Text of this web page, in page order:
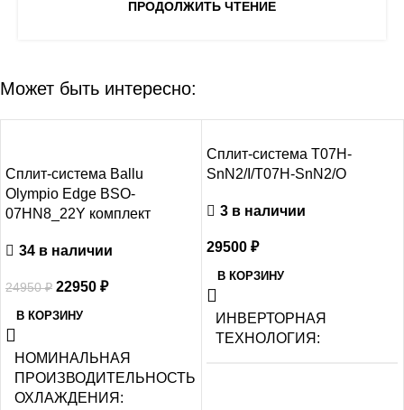
ПРОДОЛЖИТЬ ЧТЕНИЕ
Может быть интересно:
Сплит-система Ballu
Olympio Edge BSO-
07HN8_22Y комплект
34 в наличии
24950₽ 22950 ₽
В КОРЗИНУ
НОМИНАЛЬНАЯ
ПРОИЗВОДИТЕЛЬНОСТЬ
ОХЛАЖДЕНИЯ
Сплит-система T07H-
SnN2/I/T07H-SnN2/O
3 в наличии
29500 ₽
В КОРЗИНУ
ИНВЕРТОРНАЯ
ТЕХНОЛОГИЯ